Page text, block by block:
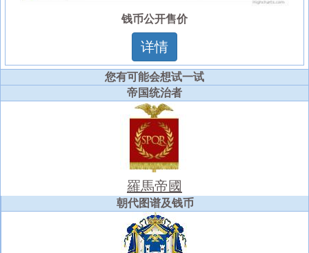
钱币公开售价
详情
您有可能会想试一试
帝国统治者
羅馬帝國
朝代图谱及钱币